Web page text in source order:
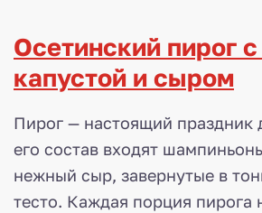
Осетинский пирог
капустой и сыром
Пирог — настоящий праздник
его состав входят
нежный сыр, завернутые в
тесто. Каждая порция пирога